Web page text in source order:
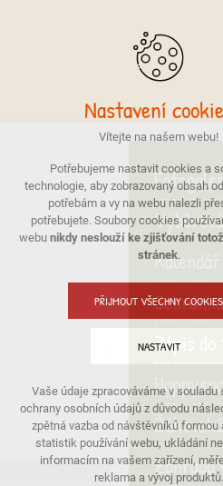
Kalendář
Schránka
Zápis do
Zahrada
Nastavení
Vítejte na našem webu!
Potřebujeme nastavit cookies a
technologie, aby zobrazovaný obsah
potřebám a vy na webu nalezli
potřebujete. Soubory cookies
webu nikdy neslouží ke zjišťování
stránek.
PŘIJMOUT VŠECHNY COOKIES
NASTAVIT
Technická cookies
nutná pro provozování webu
udržení kontextu stránek
případná přihlášení, volby
Vaše údaje zpracováváme v souladu
ochrany osobních údajů z důvodu
zpětná vazba od návštěvníků
statistik používání webu, ukládání
informacím na vašem zařízení,
reklama a vývoj produktů.